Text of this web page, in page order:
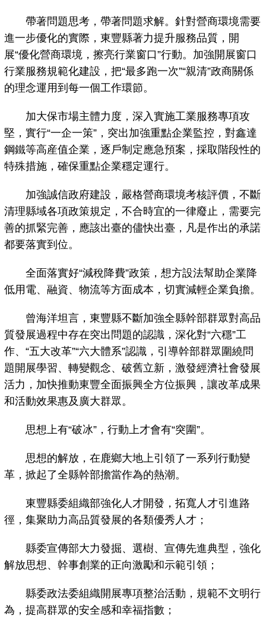
帶著問題思考，帶著問題求解。針對營商環境需要
進一步優化的實際，東豐縣著力提升服務品質，開
展“優化營商環境，擦亮行業窗口”行動。加強開展窗口
行業服務規範化建設，把“最多跑一次”“親清”政商關係
的理念運用到每一個工作環節。
加大保市場主體力度，深入實施工業服務專項攻
堅，實行“一企一策”，突出加強重點企業監控，對鑫達
鋼鐵等高産值企業，逐戶制定應急預案，採取階段性的
特殊措施，確保重點企業穩定運行。
加強誠信政府建設，嚴格營商環境考核評價，不斷
清理縣域各項政策規定，不合時宜的一律廢止，需要完
善的抓緊完善，應該出臺的儘快出臺，凡是作出的承諾
都要落實到位。
全面落實好“減稅降費”政策，想方設法幫助企業降
低用電、融資、物流等方面成本，切實減輕企業負擔。
曾海洋坦言，東豐縣不斷加強全縣幹部群眾對高品
質發展過程中存在突出問題的認識，深化對“六穩”工
作、“五大改革”“六大體系”認識，引導幹部群眾圍繞問
題開展學習、轉變觀念、破舊立新，激發經濟社會發展
活力，加快推動東豐全面振興全方位振興，讓改革成果
和活動效果惠及廣大群眾。
思想上有“破冰”，行動上才會有“突圍”。
思想的解放，在鹿鄉大地上引領了一系列行動變
革，掀起了全縣幹部擔當作為的熱潮。
東豐縣委組織部強化人才開發，拓寬人才引進路
徑，集聚助力高品質發展的各類優秀人才；
縣委宣傳部大力發掘、選樹、宣傳先進典型，強化
解放思想、幹事創業的正向激勵和示範引領；
縣委政法委組織開展專項整治活動，規範不文明行
為，提高群眾的安全感和幸福指數；